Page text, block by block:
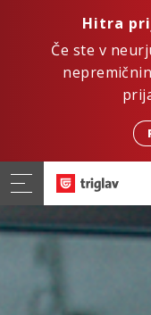
Hitra
Če ste v